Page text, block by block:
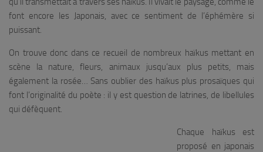
font encore les Japonais, avec ce sentiment de l’éphémère si
puissant.
On trouve donc dans ce recueil de nombreux haïkus mettant en
scène la nature, fleurs, animaux jusqu’aux plus petits, mais
également la rosée… Sans oublier des haïkus plus prosaïques qui
font l’originalité du poète : il y est question de latrines, de libellules
qui défèquent.
Chaque haïkus est
proposé en japonais